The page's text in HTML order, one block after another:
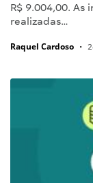
R$ 9.004,00. As
realizadas…
Raquel Cardoso •